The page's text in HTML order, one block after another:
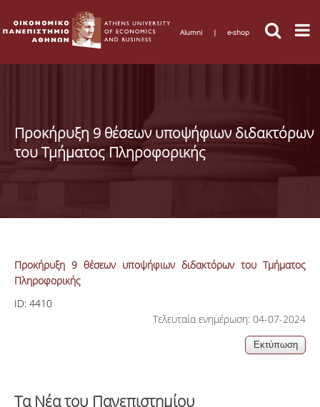
Alumni | e-shop
Προκήρυξη 9 θέσεων υποψήφιων διδακτόρων
του Τμήματος Πληροφορικής
Προκήρυξη 9 θέσεων υποψήφιων διδακτόρων του Τμήματος
Πληροφορικής
ID: 4410
Τελευταία ενημέρωση: 04-07-2024
Τα Νέα του Πανεπιστημίου